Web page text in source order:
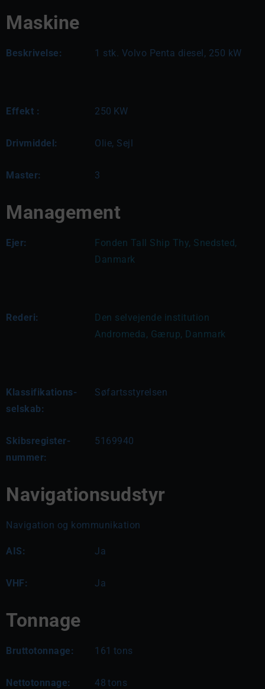
Maskine
Beskrivelse: 1 stk. Volvo Penta diesel, 250 kW
Effekt : 250 KW
Drivmiddel: Olie, Sejl
Master: 3
Management
Ejer:
Fonden Tall Ship Thy, Snedsted,
Danmark
Rederi:
Den selvejende institution
Andromeda, Gærup, Danmark
Klassifikations-
selskab:
Søfartsstyrelsen
Skibsregister-
nummer:
5169940
Navigationsudstyr
Navigation og kommunikation
AIS: Ja
VHF: Ja
Tonnage
Bruttotonnage: 161 tons
Nettotonnage: 48 tons